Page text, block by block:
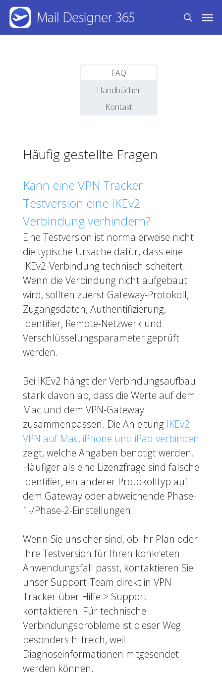
Skip
main
search
FAQ
Handbücher
Kontakt
Häufig gestellte Fragen
Kann eine VPN Tracker
Testversion eine IKEv2
Verbindung verhindern?
Eine Testversion ist normalerweise nicht
die typische Ursache dafür, dass eine
IKEv2-Verbindung technisch scheitert.
Wenn die Verbindung nicht aufgebaut
wird, sollten zuerst Gateway-Protokoll,
Zugangsdaten, Authentifizierung,
Identifier, Remote-Netzwerk und
Verschlüsselungsparameter geprüft
werden.
Bei IKEv2 hängt der Verbindungsaufbau
stark davon ab, dass die Werte auf dem
Mac und dem VPN-Gateway
zusammenpassen. Die Anleitung IKEv2-
VPN auf Mac, iPhone und iPad verbinden
zeigt, welche Angaben benötigt werden.
Häufiger als eine Lizenzfrage sind falsche
Identifier, ein anderer Protokolltyp auf
dem Gateway oder abweichende Phase-
1-/Phase-2-Einstellungen.
Wenn Sie unsicher sind, ob Ihr Plan oder
Ihre Testversion für Ihren konkreten
Anwendungsfall passt, kontaktieren Sie
unser Support-Team direkt in VPN
Tracker über Hilfe > Support
kontaktieren. Für technische
Verbindungsprobleme ist dieser Weg
besonders hilfreich, weil
Diagnoseinformationen mitgesendet
werden können.